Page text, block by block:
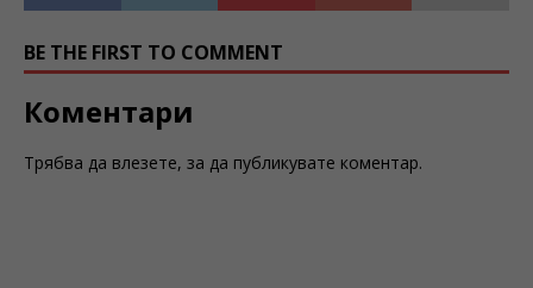
BE THE FIRST TO COMMENT
Коментари
Трябва да влезете, за да публикувате коментар.